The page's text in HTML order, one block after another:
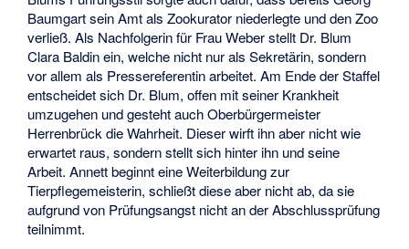
Baumgart sein Amt als Zookurator niederlegte und den Zoo
verließ. Als Nachfolgerin für Frau Weber stellt Dr. Blum
Clara Baldin ein, welche nicht nur als Sekretärin, sondern
vor allem als Pressereferentin arbeitet. Am Ende der Staffel
entscheidet sich Dr. Blum, offen mit seiner Krankheit
umzugehen und gesteht auch Oberbürgermeister
Herrenbrück die Wahrheit. Dieser wirft ihn aber nicht wie
erwartet raus, sondern stellt sich hinter ihn und seine
Arbeit. Annett beginnt eine Weiterbildung zur
Tierpflegemeisterin, schließt diese aber nicht ab, da sie
aufgrund von Prüfungsangst nicht an der Abschlussprüfung
teilnimmt.